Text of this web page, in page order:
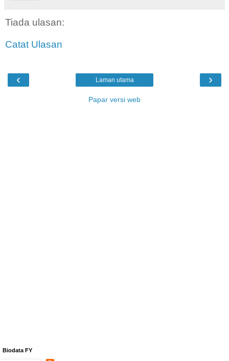
Tiada ulasan:
Catat Ulasan
‹ ›
Laman utama
Papar versi web
Biodata FY